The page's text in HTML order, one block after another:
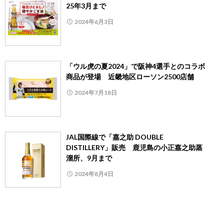
25年3月まで
2024年6月3日
「ウル虎の夏2024」で阪神4選手とのコラボ
商品が登場 近畿地区ローソン2500店舗
2024年7月18日
JAL国際線で「嘉之助 DOUBLE
DISTILLERY」販売 鹿児島の小正嘉之助蒸
溜所、9月まで
2024年8月4日